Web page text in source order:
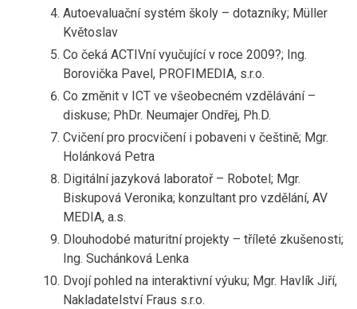
Autoevaluační systém školy – dotazníky; Müller
Květoslav
Co čeká ACTIVní vyučující v roce 2009?; Ing.
Borovička Pavel, PROFIMEDIA, s.r.o.
Co změnit v ICT ve všeobecném vzdělávání –
diskuse; PhDr. Neumajer Ondřej, Ph.D.
Cvičení pro procvičení i pobaveni v češtině; Mgr.
Holánková Petra
Digitální jazyková laboratoř – Robotel; Mgr.
Biskupová Veronika; konzultant pro vzdělání, AV
MEDIA, a.s.
Dlouhodobé maturitní projekty – tříleté zkušenosti;
Ing. Suchánková Lenka
Dvojí pohled na interaktivní výuku; Mgr. Havlík Jiří,
Nakladatelství Fraus s.r.o.